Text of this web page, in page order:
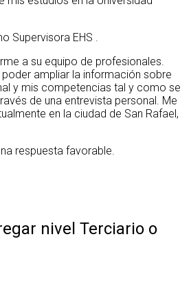
Supervisora EHS .
a su equipo de profesionales.
ampliar la información sobre
y mis competencias tal y como se
de una entrevista personal. Me
en la ciudad de San Rafael,
respuesta favorable.
nivel Terciario o